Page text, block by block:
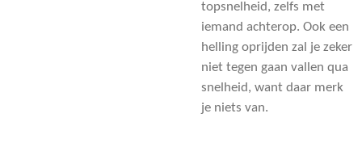
topsnelheid, zelfs met
iemand achterop. Ook een
helling oprijden zal je zeker
niet tegen gaan vallen qua
snelheid, want daar merk
je niets van.